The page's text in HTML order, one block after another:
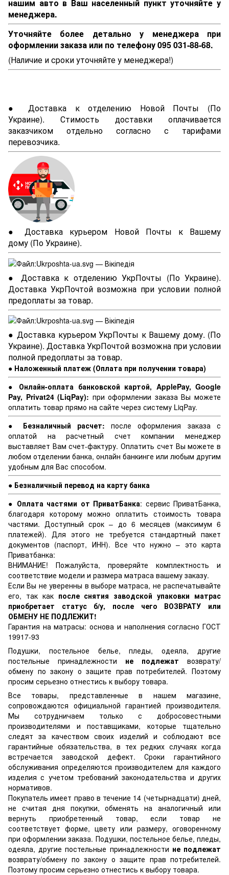
нашим авто в Ваш населенный пункт уточняйте у
менеджера.
Уточняйте более детально у менеджера при
оформлении заказа или по телефону 095 031-88-68.
(Наличие и сроки уточняйте у менеджера!)
● Доставка к отделению Новой Почты (По
Украине). Стимость доставки оплачивается
заказчиком отдельно согласно с тарифами
перевозчика.
● Доставка курьером Новой Почты к Вашему
дому (По Украине).
● Доставка к отделению УкрПочты (По Украине).
Доставка УкрПочтой возможна при условии полной
предоплаты за товар.
● Доставка курьером УкрПочты к Вашему дому. (По
Украине). Доставка УкрПочтой возможна при условии
полной предоплаты за товар.
● Наложенный платеж (Оплата при получении товара)
● Онлайн-оплата банковской картой, ApplePay, Google
Pay, Privat24 (LiqPay): при оформлении заказа Вы можете
оплатить товар прямо на сайте через систему LiqPay.
● Безналичный расчет: после оформления заказа с
оплатой на расчетный счет компании менеджер
выставляет Вам счет-фактуру. Оплатить счет Вы можете в
любом отделении банка, онлайн банкинге или любым другим
удобным для Вас способом.
● Безналичный перевод на карту банка
● Оплата частями от ПриватБанка: сервис ПриватБанка,
благодаря которому можно оплатить стоимость товара
частями. Доступный срок – до 6 месяцев (максимум 6
платежей). Для этого не требуется стандартный пакет
документов (паспорт, ИНН). Все что нужно – это карта
Приватбанка:
ВНИМАНИЕ! Пожалуйста, проверяйте комплектность и
соответствие модели и размера матраса вашему заказу.
Если Вы не уверенны в выборе матраса, не распечатывайте
его, так как после снятия заводской упаковки матрас
приобретает статус б/у, после чего ВОЗВРАТУ или
ОБМЕНУ НЕ ПОДЛЕЖИТ!
Гарантия на матрасы: основа и наполнения согласно ГОСТ
19917-93
Подушки, постельное белье, пледы, одеяла, другие
постельные принадлежности не подлежат возврату/
обмену по закону о защите прав потребителей. Поэтому
просим серьезно отнестись к выбору товара.
Все товары, представленные в нашем магазине,
сопровождаются официальной гарантией производителя.
Мы сотрудничаем только с добросовестными
производителями и поставщиками, которые тщательно
следят за качеством своих изделий и соблюдают все
гарантийные обязательства, в тех редких случаях когда
встречается заводской дефект. Сроки гарантийного
обслуживания определяются производителем для каждого
изделия с учетом требований законодательства и других
нормативов.
Покупатель имеет право в течение 14 (четырнадцати) дней,
не считая дня покупки, обменять на аналогичный или
вернуть приобретенный товар, если товар не
соответствует форме, цвету или размеру, оговоренному
при оформлении заказа. Подушки, постельное белье, пледы,
одеяла, другие постельные принадлежности не подлежат
возврату/обмену по закону о защите прав потребителей.
Поэтому просим серьезно отнестись к выбору товара.